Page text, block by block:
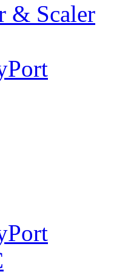
& Scaler